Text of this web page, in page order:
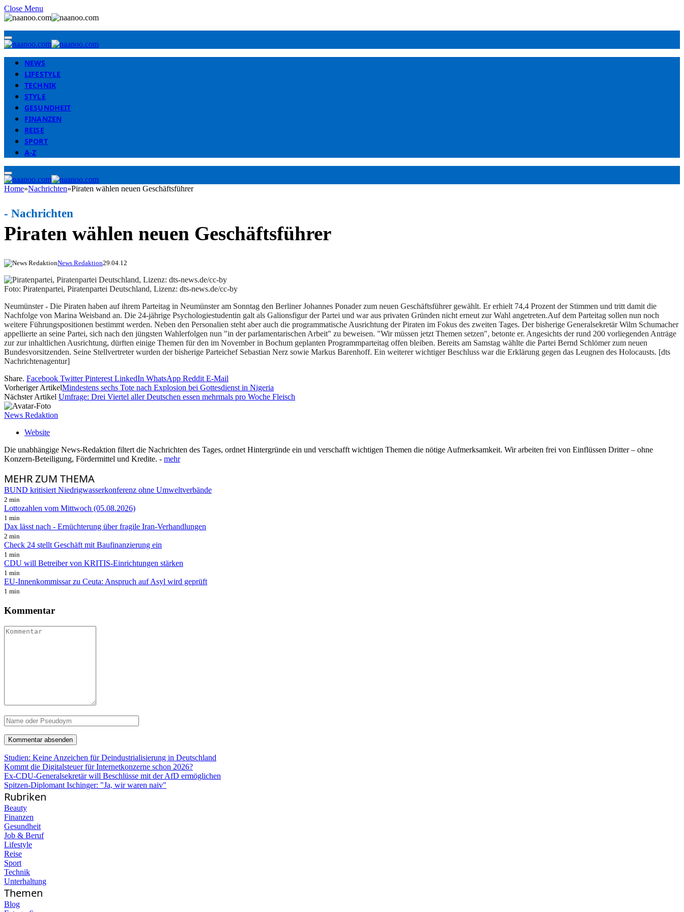
Close Menu
NEWS
LIFESTYLE
TECHNIK
STYLE
GESUNDHEIT
FINANZEN
REISE
SPORT
A-Z
Home»Nachrichten»Piraten wählen neuen Geschäftsführer
Piraten wählen neuen Geschäftsführer
- Nachrichten
News Redaktion29.04.12
Foto: Piratenpartei, Piratenpartei Deutschland, Lizenz: dts-news.de/cc-by
Neumünster - Die Piraten haben auf ihrem Parteitag in Neumünster am Sonntag den Berliner Johannes Ponader zum neuen Geschäftsführer gewählt. Er erhielt 74,4 Prozent der Stimmen und tritt damit die
Nachfolge von Marina Weisband an. Die 24-jährige Psychologiestudentin galt als Galionsfigur der Partei und war aus privaten Gründen nicht erneut zur Wahl angetreten.Auf dem Parteitag sollen nun noch
weitere Führungspositionen bestimmt werden. Neben den Personalien steht aber auch die programmatische Ausrichtung der Piraten im Fokus des zweiten Tages. Der bisherige Generalsekretär Wilm Schumacher
appellierte an seine Partei, sich nach den jüngsten Wahlerfolgen nun "in der parlamentarischen Arbeit" zu beweisen. "Wir müssen jetzt Themen setzen", betonte er. Angesichts der rund 200 vorliegenden Anträge
zur zur inhaltlichen Ausrichtung, dürften einige Themen für den im November in Bochum geplanten Programmparteitag offen bleiben. Bereits am Samstag wählte die Partei Bernd Schlömer zum neuen
Bundesvorsitzenden. Seine Stellvertreter wurden der bisherige Parteichef Sebastian Nerz sowie Markus Barenhoff. Ein weiterer wichtiger Beschluss war die Erklärung gegen das Leugnen des Holocausts. [dts
Nachrichtenagentur]
Share. Facebook Twitter Pinterest LinkedIn WhatsApp Reddit E-Mail
Vorheriger ArtikelMindestens sechs Tote nach Explosion bei Gottesdienst in Nigeria
Nächster Artikel Umfrage: Drei Viertel aller Deutschen essen mehrmals pro Woche Fleisch
News Redaktion
Website
Die unabhängige News-Redaktion filtert die Nachrichten des Tages, ordnet Hintergründe ein und verschafft wichtigen Themen die nötige Aufmerksamkeit. Wir arbeiten frei von Einflüssen Dritter – ohne
Konzern-Beteiligung, Fördermittel und Kredite. - mehr
MEHRZUM THEMA
BUND kritisiert Niedrigwasserkonferenz ohne Umweltverbände
2 min
Lottozahlen vom Mittwoch (05.08.2026)
1 min
Dax lässt nach - Ernüchterung über fragile Iran-Verhandlungen
2 min
Check 24 stellt Geschäft mit Baufinanzierung ein
1 min
CDU will Betreiber von KRITIS-Einrichtungen stärken
1 min
EU-Innenkommissar zu Ceuta: Anspruch auf Asyl wird geprüft
1 min
Kommentar
Studien: Keine Anzeichen für Deindustrialisierung in Deutschland
Kommt die Digitalsteuer für Internetkonzerne schon 2026?
Ex-CDU-Generalsekretär will Beschlüsse mit der AfD ermöglichen
Spitzen-Diplomant Ischinger: "Ja, wir waren naiv"
Rubriken
Beauty
Finanzen
Gesundheit
Job & Beruf
Lifestyle
Reise
Sport
Technik
Unterhaltung
Themen
Blog